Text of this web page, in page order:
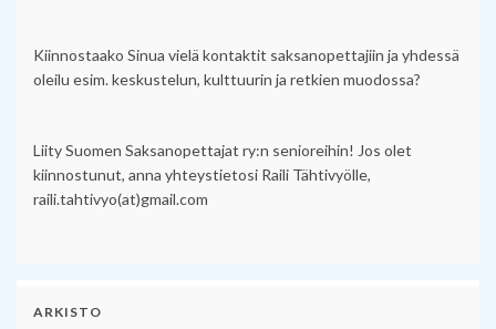
Kiinnostaako Sinua vielä kontaktit saksanopettajiin ja yhdessä
oleilu esim. keskustelun, kulttuurin ja retkien muodossa?
Liity Suomen Saksanopettajat ry:n senioreihin! Jos olet
kiinnostunut, anna yhteystietosi Raili Tähtivyölle,
raili.tahtivyo(at)gmail.com
ARKISTO